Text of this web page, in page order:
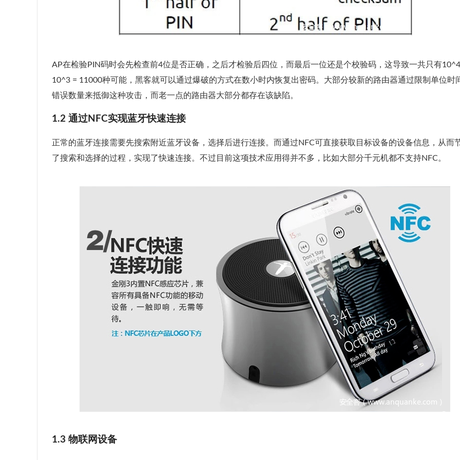
AP在检验PIN码时会先检查前4位是否正确，之后才检验后四位，而最后一位还是个校验码，这导致一共只有
10^3 = 11000种可能，黑客就可以通过爆破的方式在数小时内恢复出密码。大部分较新的路由器通过限制单位时
错误数量来抵御这种攻击，而老一点的路由器大部分都存在该缺陷。
1.2 通过NFC实现蓝牙快速连接
正常的蓝牙连接需要先搜索附近蓝牙设备，选择后进行连接。而通过NFC可直接获取目标设备的设备信息，从而
了搜索和选择的过程，实现了快速连接。不过目前这项技术应用得并不多，比如大部分千元机都不支持NFC。
1.3 物联网设备